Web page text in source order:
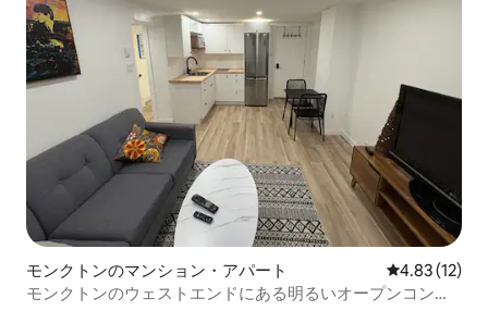
モンクトンのマンション・アパート レビュー12
4.83 (12)
モンクトンのウェストエンドにある明るいオープンコンセ